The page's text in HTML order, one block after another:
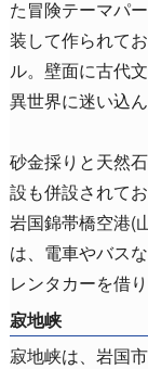
た冒険テーマパ
装して作られて
ル。壁面に古代
異世界に迷い込
砂金採りと天然
設も併設されて
岩国錦帯橋空港(
は、電車やバス
レンタカーを借
寂地峡
寂地峡は、岩国